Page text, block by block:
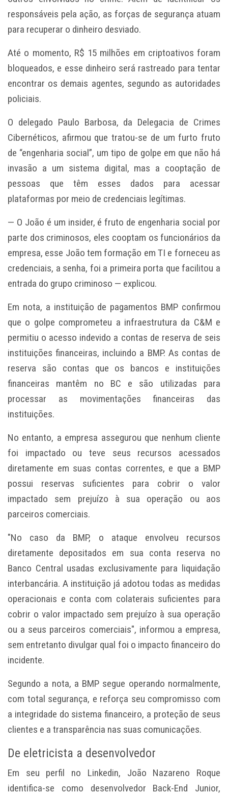
responsáveis pela ação, as forças de segurança atuam
para recuperar o dinheiro desviado.
Até o momento, R$ 15 milhões em criptoativos foram
bloqueados, e esse dinheiro será rastreado para tentar
encontrar os demais agentes, segundo as autoridades
policiais.
O delegado Paulo Barbosa, da Delegacia de Crimes
Cibernéticos, afirmou que tratou-se de um furto fruto
de “engenharia social”, um tipo de golpe em que não há
invasão a um sistema digital, mas a cooptação de
pessoas que têm esses dados para acessar
plataformas por meio de credenciais legítimas.
— O João é um insider, é fruto de engenharia social por
parte dos criminosos, eles cooptam os funcionários da
empresa, esse João tem formação em TI e forneceu as
credenciais, a senha, foi a primeira porta que facilitou a
entrada do grupo criminoso — explicou.
Em nota, a instituição de pagamentos BMP confirmou
que o golpe comprometeu a infraestrutura da C&M e
permitiu o acesso indevido a contas de reserva de seis
instituições financeiras, incluindo a BMP. As contas de
reserva são contas que os bancos e instituições
financeiras mantêm no BC e são utilizadas para
processar as movimentações financeiras das
instituições.
No entanto, a empresa assegurou que nenhum cliente
foi impactado ou teve seus recursos acessados
diretamente em suas contas correntes, e que a BMP
possui reservas suficientes para cobrir o valor
impactado sem prejuízo à sua operação ou aos
parceiros comerciais.
"No caso da BMP, o ataque envolveu recursos
diretamente depositados em sua conta reserva no
Banco Central usadas exclusivamente para liquidação
interbancária. A instituição já adotou todas as medidas
operacionais e conta com colaterais suficientes para
cobrir o valor impactado sem prejuízo à sua operação
ou a seus parceiros comerciais", informou a empresa,
sem entretanto divulgar qual foi o impacto financeiro do
incidente.
Segundo a nota, a BMP segue operando normalmente,
com total segurança, e reforça seu compromisso com
a integridade do sistema financeiro, a proteção de seus
clientes e a transparência nas suas comunicações.
De eletricista a desenvolvedor
Em seu perfil no Linkedin, João Nazareno Roque
identifica-se como desenvolvedor Back-End Junior,